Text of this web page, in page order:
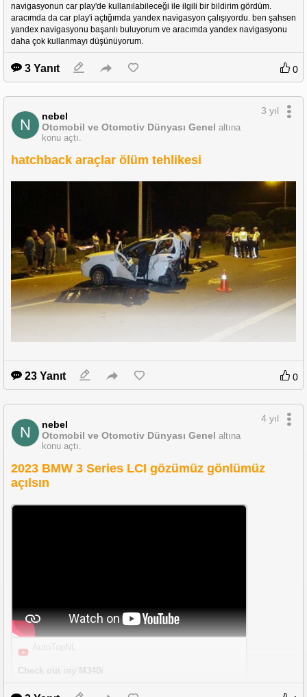
navigasyonun car play'de kullanılabileceği ile ilgili bir bildirim gördüm.
aracımda da car play'i açtığımda yandex navigasyon çalışıyordu. ben şahsen
yandex navigasyonu başarılı buluyorum ve aracımda yandex navigasyonu
daha çok kullanmayı düşünüyorum.
3 Yanıt 0
N
nebel
Otomobil ve Otomotiv Dünyası Genel altına
konu açtı.
3 yıl
hatchback araçlar ölüm tehlikesi
arkadan başka bir otomobilin çarpmasıyla hatchback aracın hali. sonuç
arkada oturanlar ölmüş. 3 ölü.
23 Yanıt 0
N
nebel
Otomobil ve Otomotiv Dünyası Genel altına
konu açtı.
4 yıl
2023 BMW 3 Series LCI gözümüz gönlümüz
açılsın
AutoTopNL
youtube
Check out my M340i
https://youtu.be/PJr4fwbK7fo